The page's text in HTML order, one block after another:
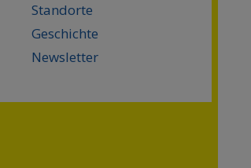
Standorte
Geschichte
Newsletter